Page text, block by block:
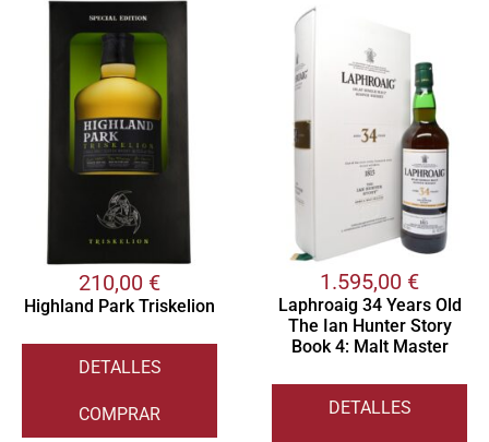
210,00 €
Highland Park Triskelion
DETALLES
COMPRAR
1.595,00 €
Laphroaig 34 Years Old
The Ian Hunter Story
Book 4: Malt Master
DETALLES